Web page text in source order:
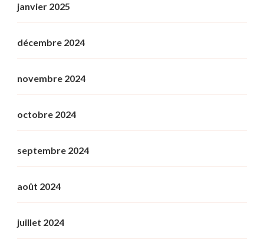
janvier 2025
décembre 2024
novembre 2024
octobre 2024
septembre 2024
août 2024
juillet 2024